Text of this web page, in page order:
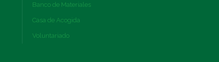
Banco de Materiales
Casa de Acogida
Voluntariado